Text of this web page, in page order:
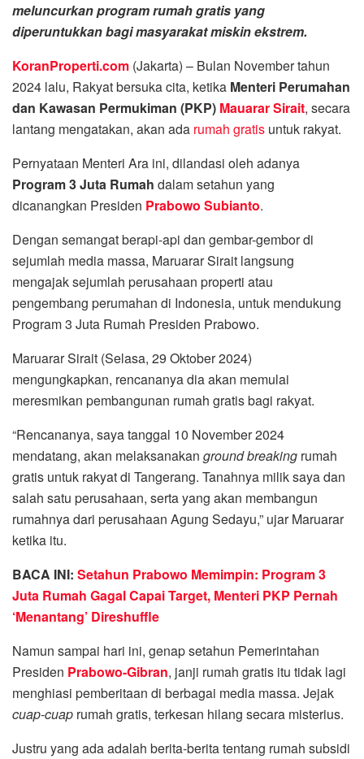
meluncurkan program rumah gratis yang
diperuntukkan bagi masyarakat miskin ekstrem.
KoranProperti.com (Jakarta) – Bulan November tahun
2024 lalu, Rakyat bersuka cita, ketika Menteri Perumahan
dan Kawasan Permukiman (PKP) Mauarar Sirait, secara
lantang mengatakan, akan ada rumah gratis untuk rakyat.
Pernyataan Menteri Ara ini, dilandasi oleh adanya
Program 3 Juta Rumah dalam setahun yang
dicanangkan Presiden Prabowo Subianto.
Dengan semangat berapi-api dan gembar-gembor di
sejumlah media massa, Maruarar Sirait langsung
mengajak sejumlah perusahaan properti atau
pengembang perumahan di Indonesia, untuk mendukung
Program 3 Juta Rumah Presiden Prabowo.
Maruarar Sirait (Selasa, 29 Oktober 2024)
mengungkapkan, rencananya dia akan memulai
meresmikan pembangunan rumah gratis bagi rakyat.
“Rencananya, saya tanggal 10 November 2024
mendatang, akan melaksanakan ground breaking rumah
gratis untuk rakyat di Tangerang. Tanahnya milik saya dan
salah satu perusahaan, serta yang akan membangun
rumahnya dari perusahaan Agung Sedayu,” ujar Maruarar
ketika itu.
BACA INI: Setahun Prabowo Memimpin: Program 3
Juta Rumah Gagal Capai Target, Menteri PKP Pernah
‘Menantang’ Direshuffle
Namun sampai hari ini, genap setahun Pemerintahan
Presiden Prabowo-Gibran, janji rumah gratis itu tidak lagi
menghiasi pemberitaan di berbagai media massa. Jejak
cuap-cuap rumah gratis, terkesan hilang secara misterius.
Justru yang ada adalah berita-berita tentang rumah subsidi